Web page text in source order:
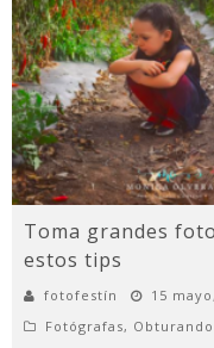
Toma grandes
estos tips
fotofestín
15
Fotógrafas,